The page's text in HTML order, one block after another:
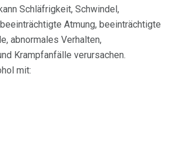
Schläfrigkeit, Schwindel,
Atmung, beeinträchtigte
abnormales Verhalten,
Krampfanfälle verursachen.
mit: